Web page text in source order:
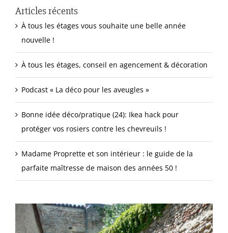
Articles récents
À tous les étages vous souhaite une belle année
nouvelle !
À tous les étages, conseil en agencement & décoration
Podcast « La déco pour les aveugles »
Bonne idée déco/pratique (24): Ikea hack pour
protéger vos rosiers contre les chevreuils !
Madame Proprette et son intérieur : le guide de la
parfaite maîtresse de maison des années 50 !